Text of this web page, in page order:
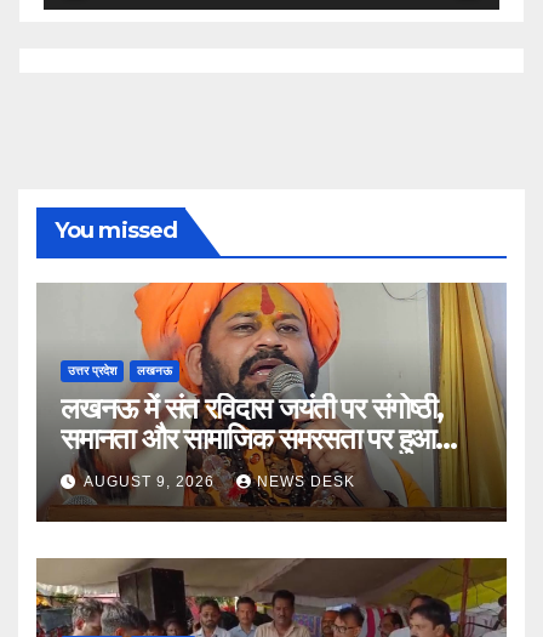
You missed
उत्तर प्रदेश लखनऊ
लखनऊ में संत रविदास जयंती पर संगोष्ठी,
समानता और सामाजिक समरसता पर हुआ
मंथनAUGUST 9, 2026 NEWS DESK